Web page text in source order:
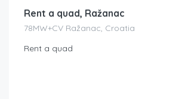
Rent a quad, Ražanac
78MW+CV Ražanac, Croatia
Rent a quad